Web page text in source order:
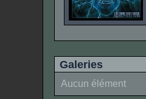
Galeries
Aucun élément